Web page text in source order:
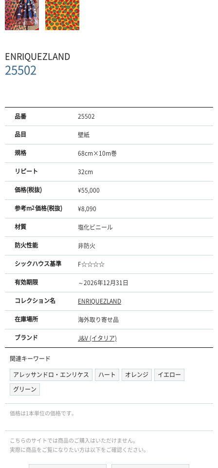
ENRIQUEZLAND
25502
品番 25502
品目 壁紙
規格 68cm×10m巻
リピート 32cm
価格(税抜) ¥55,000
参考m2価格(税抜) ¥8,090
材質 塩化ビニール
防火性能 非防火
シックハウス基準 F☆☆☆☆
有効期限 ～2026年12月31日
コレクション名 ENRIQUEZLAND
在庫場所 海外取り寄せ品
ブランド J&V (イタリア)
関連キーワード
アレッサンドロ・エンリケス
ハート オレンジ
イエロー
グリーン
価格は1本単位の価格です｡
こちらのサイトでは商品のご購入はいただけません。
実際に商品をご覧になりたい方は以下をご確認ください。